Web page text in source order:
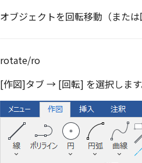
オブジェクトを回転移動（または
rotate/ro
[作図]タブ → [回転] を選択します